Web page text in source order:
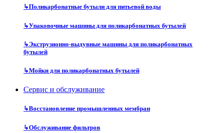
↳Поликарбонатные бутыли для питьевой воды
↳Упаковочные машины для поликарбонатных бутылей
↳Экструзионно-выдувные машины для поликарбонатных
бутылей
↳Мойки для поликарбонатных бутылей
Сервис и обслуживание
↳Восстановление промышленных мембран
↳Обслуживание фильтров